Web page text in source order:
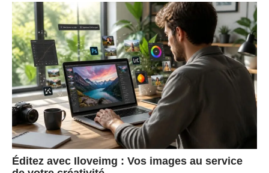
Éditez avec Iloveimg : Vos images au service